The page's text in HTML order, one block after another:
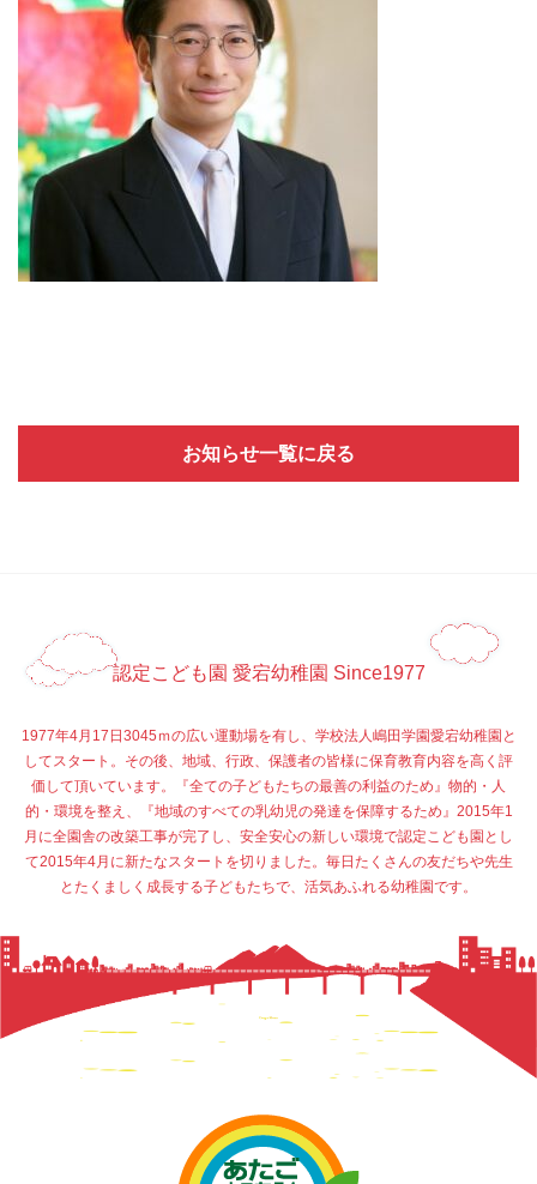
お知らせ一覧に戻る
認定こども園 愛宕幼稚園 Since1977
1977年4月17日3045ｍの広い運動場を有し、学校法人嶋田学園愛宕幼稚園と
してスタート。その後、地域、行政、保護者の皆様に保育教育内容を高く評
価して頂いています。『全ての子どもたちの最善の利益のため』物的・人
的・環境を整え、『地域のすべての乳幼児の発達を保障するため』2015年1
月に全園舎の改築工事が完了し、安全安心の新しい環境で認定こども園とし
て2015年4月に新たなスタートを切りました。毎日たくさんの友だちや先生
とたくましく成長する子どもたちで、活気あふれる幼稚園です。